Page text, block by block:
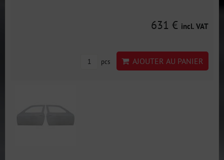
631 € incl. VAT
pcs AJOUTER AU PANIER